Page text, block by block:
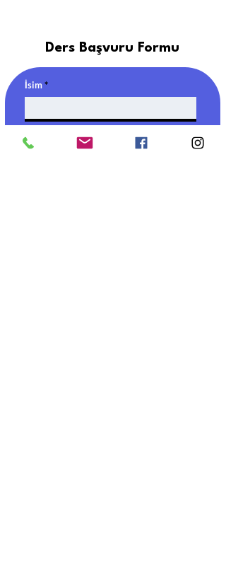
Ders Başvuru Formu
İsim
Soyisim